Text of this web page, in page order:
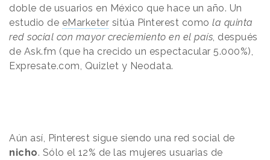
doble de usuarios en México que hace un año. Un
estudio de eMarketer sitúa Pinterest como la quinta
red social con mayor creciemiento en el país , después
de Ask.fm (que ha crecido un espectacular 5.000%),
Expresate.com, Quizlet y Neodata.
Aún así, Pinterest sigue siendo una red social de
nicho. Sólo el 12% de las mujeres usuarias de